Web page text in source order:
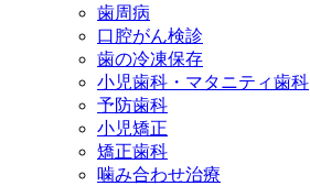
歯周病
口腔がん検診
歯の冷凍保存
小児歯科・マタニティ歯科
予防歯科
小児矯正
矯正歯科
噛み合わせ治療